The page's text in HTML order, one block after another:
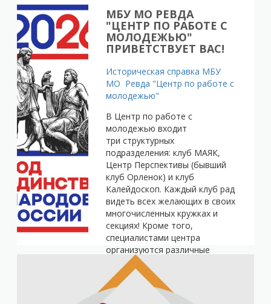
МБУ МО РЕВДА
"ЦЕНТР ПО РАБОТЕ С
МОЛОДЕЖЬЮ"
ПРИВЕТСТВУЕТ ВАС!
Историческая справка МБУ
МО Ревда "Центр по работе с
молодежью"
В Центр по работе с
молодежью входит
три структурных
подразделения: клуб МАЯК,
Центр Перспективы (бывший
клуб Орленок) и клуб
Калейдоскоп. Каждый клуб рад
видеть всех желающих в своих
многочисленных кружках и
секциях! Кроме того,
специалистами центра
организуются различные
акции, мероприятия, концерты
и конкурсы, в которых так же
каждый может принять